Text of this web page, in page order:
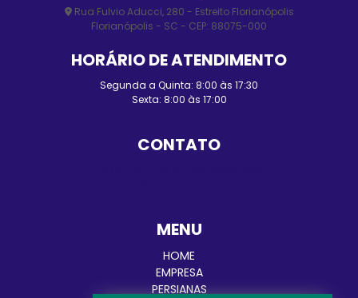
Rua Fulvio Aducci, 280 - Estreito Florianópolis
Florianópolis - SC - CEP: 88075-000
HORÁRIO DE ATENDIMENTO
Segunda a Quinta: 8:00 às 17:30
Sexta: 8:00 às 17:00
CONTATO
MENU
HOME
EMPRESA
PERSIANAS